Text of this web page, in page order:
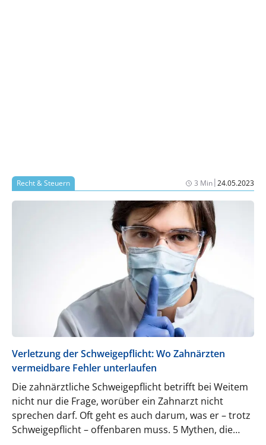
Recht & Steuern 3 Min|24.05.2023
Verletzung der Schweigepflicht: Wo Zahnärzten
vermeidbare Fehler unterlaufen
Die zahnärztliche Schweigepflicht betrifft bei Weitem
nicht nur die Frage, worüber ein Zahnarzt nicht
sprechen darf. Oft geht es auch darum, was er – trotz
Schweigepflicht – offenbaren muss. 5 Mythen, die